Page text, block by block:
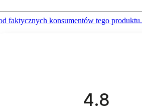
faktycznych konsumentów tego produktu.
4.8